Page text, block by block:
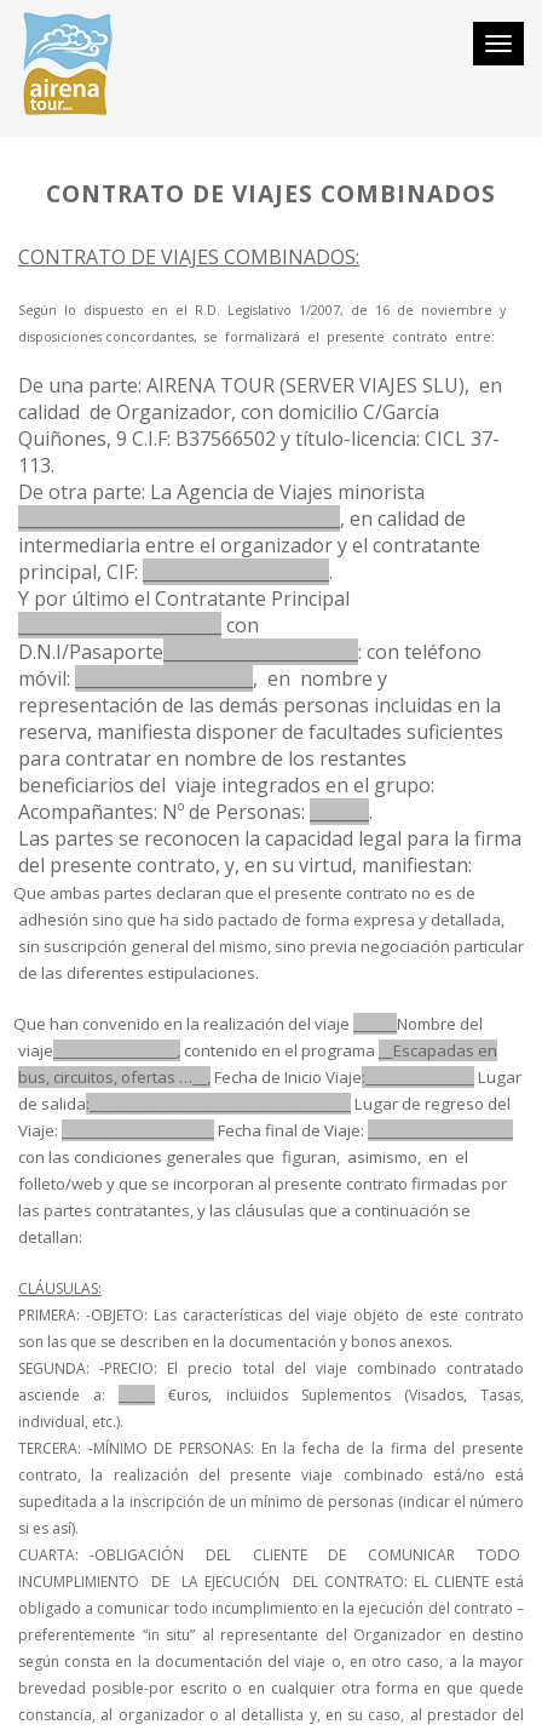
CONTRATO DE VIAJES COMBINADOS
CONTRATO DE VIAJES COMBINADOS:
Según lo dispuesto en el R.D. Legislativo 1/2007, de 16 de noviembre y
disposiciones concordantes, se formalizará el presente contrato entre:
De una parte: AIRENA TOUR (SERVER VIAJES SLU), en
calidad de Organizador, con domicilio C/García
Quiñones, 9 C.I.F: B37566502 y título-licencia: CICL 37-
113.
De otra parte: La Agencia de Viajes minorista
, en calidad de
intermediaria entre el organizador y el contratante
principal, CIF:
.
Y por último el Contratante Principal
con
D.N.I/Pasaporte
: con teléfono
móvil:
, en nombre y
representación de las demás personas incluidas en la
reserva, manifiesta disponer de facultades suficientes
para contratar en nombre de los restantes
beneficiarios del viaje integrados en el grupo:
Acompañantes: Nº de Personas:
.
Las partes se reconocen la capacidad legal para la firma
del presente contrato, y, en su virtud, manifiestan:
Que ambas partes declaran que el presente contrato no es de
adhesión sino que ha sido pactado de forma expresa y detallada,
sin suscripción general del mismo, sino previa negociación particular
de las diferentes estipulaciones.
Que han convenido en la realización del viaje
Nombre del
viaje _________________, contenido en el programa
__Escapadas en
bus, circuitos, ofertas …__,Fecha de Inicio Viaje:_______________
Lugar
de salida:____________________________________
Lugar de regreso del
Viaje:
Fecha final de Viaje:
con las condiciones generales que figuran, asimismo, en el
folleto/web y que se incorporan al presente contrato firmadas por
las partes contratantes, y las cláusulas que a continuación se
detallan:
CLÁUSULAS:
PRIMERA: -OBJETO: Las características del viaje objeto de este contrato
son las que se describen en la documentación y bonos anexos.
SEGUNDA: -PRECIO: El precio total del viaje combinado contratado
asciende a:
€uros, incluidos Suplementos (Visados, Tasas,
individual, etc.).
TERCERA: -MÍNIMO DE PERSONAS: En la fecha de la firma del presente
contrato, la realización del presente viaje combinado está/no está
supeditada a la inscripción de un mínimo de personas (indicar el número
si es así).
CUARTA: -OBLIGACIÓN DEL CLIENTE DE COMUNICAR TODO
INCUMPLIMIENTO DE LA EJECUCIÓN DEL CONTRATO: EL CLIENTE está
obligado a comunicar todo incumplimiento en la ejecución del contrato –
preferentemente “in situ” al representante del Organizador en destino
según consta en la documentación del viaje o, en otro caso, a la mayor
brevedad posible-por escrito o en cualquier otra forma en que quede
constancia, al organizador o al detallista y, en su caso, al prestador del